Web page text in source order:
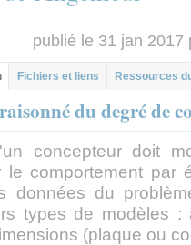
publié le 31 jan
(onglet
actif)
Fichiers et liens Ressources
du degré de
concepteur doit
le comportement par
données du
types de modèles
(plaque ou